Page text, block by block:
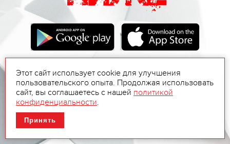
Этот сайт использует cookie для улучшения
пользовательского опыта. Продолжая использовать
сайт, вы соглашаетесь с нашей политикой
конфиденциальности.
Принять